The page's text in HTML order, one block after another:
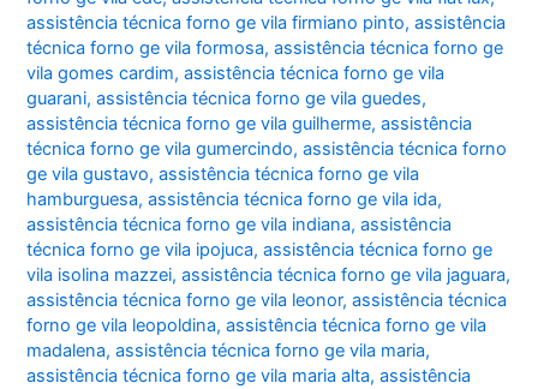
assistência técnica forno ge vila firmiano pinto,assistência
técnica forno ge vila formosa,assistência técnica forno ge
vila gomes cardim,assistência técnica forno ge vila
guarani,assistência técnica forno ge vila guedes,
assistência técnica forno ge vila guilherme,assistência
técnica forno ge vila gumercindo,assistência técnica forno
ge vila gustavo,assistência técnica forno ge vila
hamburguesa,assistência técnica forno ge vila ida,
assistência técnica forno ge vila indiana,assistência
técnica forno ge vila ipojuca,assistência técnica forno ge
vila isolina mazzei,assistência técnica forno ge vila jaguara,
assistência técnica forno ge vila leonor,assistência técnica
forno ge vila leopoldina,assistência técnica forno ge vila
madalena,assistência técnica forno ge vila maria,
assistência técnica forno ge vila maria alta,assistência